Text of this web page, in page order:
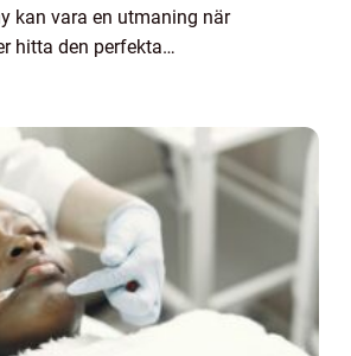
kan vara en utmaning när
hitta den perfekta